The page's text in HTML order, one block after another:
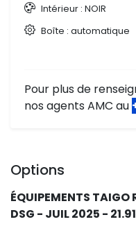
Intérieur : NOIR
Boîte : automatique
Pour plus de
nos agents AMC au
Options
ÉQUIPEMENTS TAIGO
DSG - JUIL 2025 -